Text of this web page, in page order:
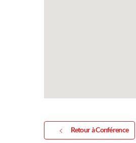
Retour à Conférence